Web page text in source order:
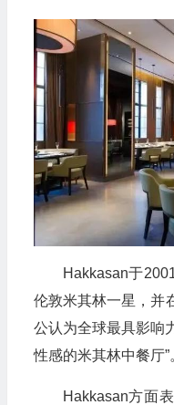
Hakkasan于
伦敦米其林一星，并
公认为全球最具影响
性感的米其林中餐厅”
Hakkasan方面